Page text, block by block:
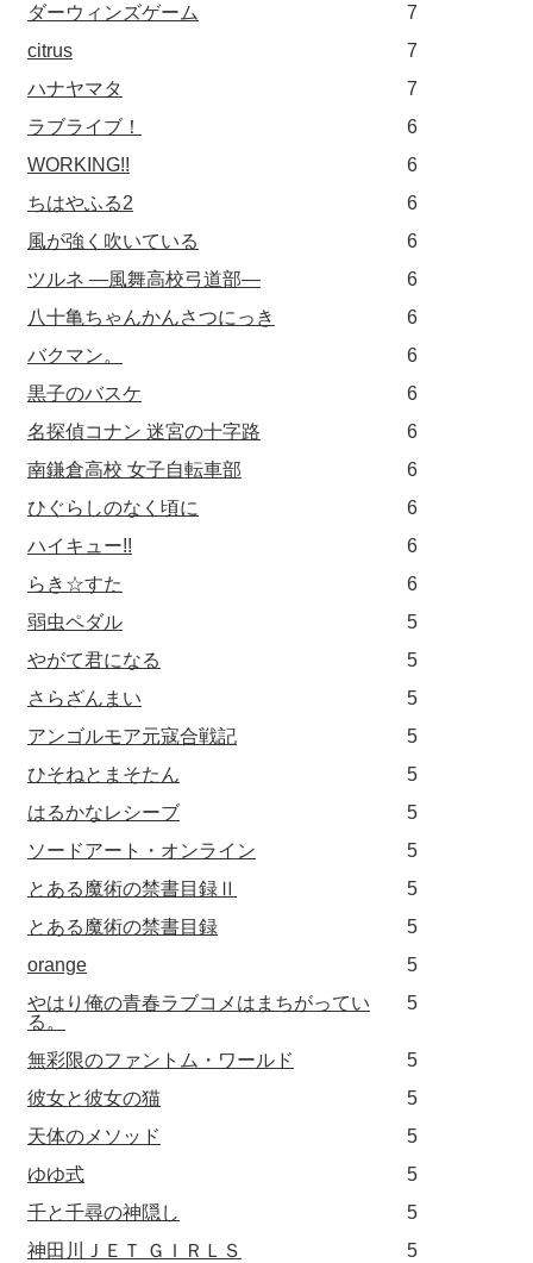
ダーウィンズゲーム
7
citrus
7
ハナヤマタ
7
ラブライブ！
6
WORKING!!
6
ちはやふる2
6
風が強く吹いている
6
ツルネ ―風舞高校弓道部―
6
八十亀ちゃんかんさつにっき
6
バクマン。
6
黒子のバスケ
6
名探偵コナン 迷宮の十字路
6
南鎌倉高校 女子自転車部
6
ひぐらしのなく頃に
6
ハイキュー!!
6
らき☆すた
6
弱虫ペダル
5
やがて君になる
5
さらざんまい
5
アンゴルモア元寇合戦記
5
ひそねとまそたん
5
はるかなレシーブ
5
ソードアート・オンライン
5
とある魔術の禁書目録Ⅱ
5
とある魔術の禁書目録
5
orange
5
やはり俺の青春ラブコメはまちがってい
る。
5
無彩限のファントム・ワールド
5
彼女と彼女の猫
5
天体のメソッド
5
ゆゆ式
5
千と千尋の神隠し
5
神田川ＪＥＴ ＧＩＲＬＳ
5